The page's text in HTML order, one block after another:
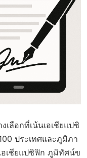
เลือกที่เน้นเอเชียแปซิ
ประเทศและภูมิภา
เชียแปซิฟิก ภูมิทัศน์ข